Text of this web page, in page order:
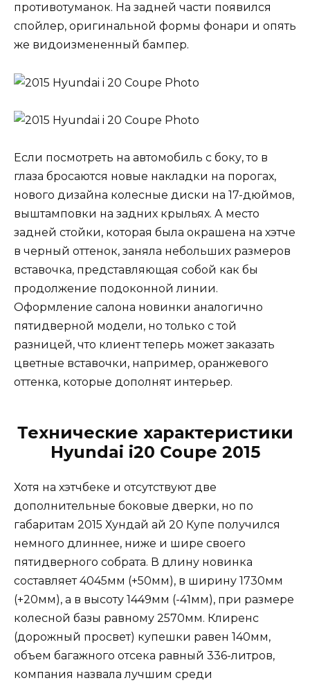
противотуманок. На задней части появился
спойлер, оригинальной формы фонари и опять
же видоизмененный бампер.
Если посмотреть на автомобиль с боку, то в
глаза бросаются новые накладки на порогах,
нового дизайна колесные диски на 17-дюймов,
выштамповки на задних крыльях. А место
задней стойки, которая была окрашена на хэтче
в черный оттенок, заняла небольших размеров
вставочка, представляющая собой как бы
продолжение подоконной линии.
Оформление салона новинки аналогично
пятидверной модели, но только с той
разницей, что клиент теперь может заказать
цветные вставочки, например, оранжевого
оттенка, которые дополнят интерьер.
Технические характеристики
Hyundai i20 Coupe 2015
Хотя на хэтчбеке и отсутствуют две
дополнительные боковые дверки, но по
габаритам 2015 Хундай ай 20 Купе получился
немного длиннее, ниже и шире своего
пятидверного собрата. В длину новинка
составляет 4045мм (+50мм), в ширину 1730мм
(+20мм), а в высоту 1449мм (-41мм), при размере
колесной базы равному 2570мм. Клиренс
(дорожный просвет) купешки равен 140мм,
объем багажного отсека равный 336-литров,
компания назвала лучшим среди